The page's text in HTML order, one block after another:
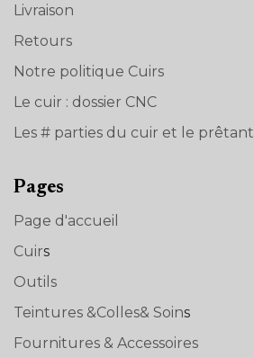
Livraison
Retours
Notre politique Cuirs
Le cuir : dossier CNC
Les # parties du cuir et le prêtant
Pages
Page d'accueil
Cuirs
Outils
Teintures &Colles& Soins
Fournitures & Accessoires